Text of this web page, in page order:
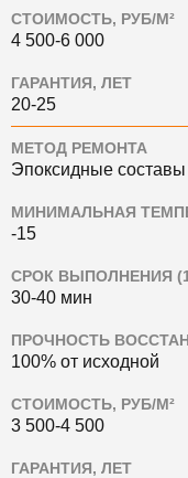
СТОИМОСТЬ, РУБ/М²
4 500-6 000
ГАРАНТИЯ, ЛЕТ
20-25
МЕТОД РЕМОНТА
Эпоксидные составы
МИНИМАЛЬНАЯ
-15
СРОК ВЫПОЛНЕНИЯ
30-40 мин
ПРОЧНОСТЬ
100% от исходной
СТОИМОСТЬ, РУБ/М²
3 500-4 500
ГАРАНТИЯ, ЛЕТ